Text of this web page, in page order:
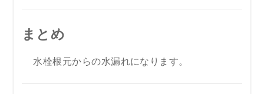
まとめ
水栓根元からの水漏れになります。